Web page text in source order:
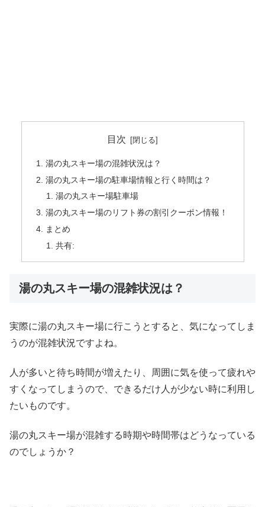
目次
湯の丸スキー場の混雑状況は？
湯の丸スキー場の駐車場情報と行く時間は？
湯の丸スキー場駐車場
湯の丸スキー場のリフト券の割引クーポン情報！
まとめ
共有:
湯の丸スキー場の混雑状況は？
実際に湯の丸スキー場に行こうとすると、気になってしま
うのが混雑状況ですよね。
人が多いと待ち時間が増えたり、周囲に気を使って疲れや
すくなってしまうので、できるだけ人が少ない時に利用し
たいものです。
湯の丸スキー場が混雑する時期や時間帯はどうなっている
のでしょうか？